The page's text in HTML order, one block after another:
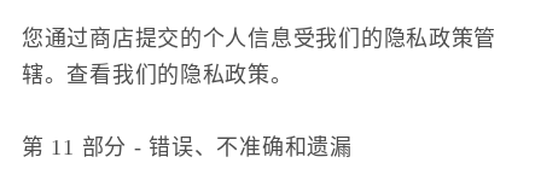
您通过商店提交的个人信息受我们的隐私政策管
辖。查看我们的隐私政策。
第 11 部分 - 错误、不准确和遗漏